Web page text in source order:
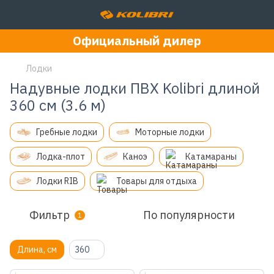
Официальный дилер
Лодки
Надувные лодки ПВХ Kolibri длиной
360 см (3.6 м)
Гребные лодки Моторные лодки
Лодка-плот Каноэ Катамараны
Лодки RIB Товары для отдыха
Фильтр 1 По популярности
Длина, см 360